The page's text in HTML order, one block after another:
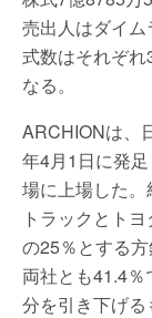
売出人はダイ
式数はそれぞ
なる。
ARCHIONは、
年4月1日に発
場に上場した
トラックとト
の25％とする
両社とも41.4
分を引き下げる